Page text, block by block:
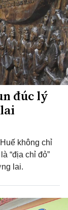
đúc lý
không chỉ
“địa chỉ đỏ”
lai.